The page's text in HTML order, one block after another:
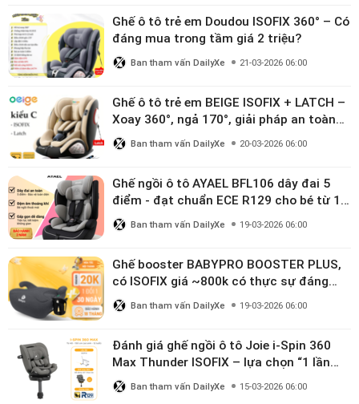
Ghế ô tô trẻ em Doudou ISOFIX 360° – Có
đáng mua trong tầm giá 2 triệu?
Ban tham vấn DailyXe 21-03-2026 06:00
Ghế ô tô trẻ em BEIGE ISOFIX + LATCH –
Xoay 360°, ngả 170°, giải pháp an toàn
linh hoạt cho bé 0–10 tuổi
Ban tham vấn DailyXe 20-03-2026 06:00
Ghế ngồi ô tô AYAEL BFL106 dây đai 5
điểm - đạt chuẩn ECE R129 cho bé từ 1–
10 tuổi
Ban tham vấn DailyXe 19-03-2026 06:00
Ghế booster BABYPRO BOOSTER PLUS,
có ISOFIX giá ~800k có thực sự đáng
mua?
Ban tham vấn DailyXe 19-03-2026 06:00
Đánh giá ghế ngồi ô tô Joie i-Spin 360
Max Thunder ISOFIX – lựa chọn “1 lần
dùng đến 12 năm” có đáng giá gần 9
triệu?
Ban tham vấn DailyXe 15-03-2026 06:00